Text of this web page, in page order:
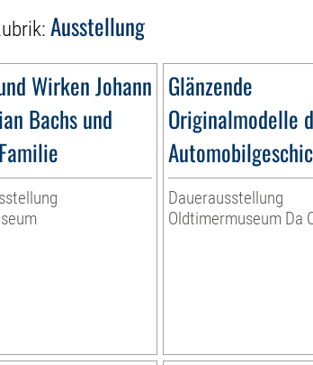
Ausstellung
Wirken Johann
Bachs und
Glänzende
Originalmodelle
Dauerausstellung
Oldtimermuseum Da